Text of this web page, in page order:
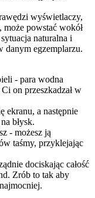
wyświetlaczy,
może powstać wokół
naturalna i
danym egzemplarzu.
- para wodna
on przeszkadzał w
ekranu, a następnie
błysk.
- możesz ją
taśmy, przyklejając
dociskając całość
Zrób to tak aby